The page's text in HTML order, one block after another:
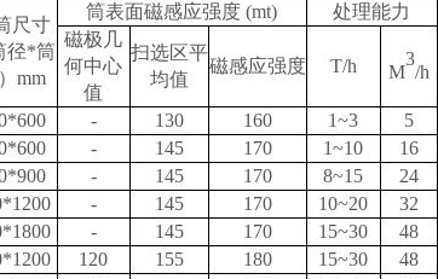
尺寸
径*筒
mm
筒表面磁感应强度 (mt)
处理能力
磁极几
何中心
值
扫选区平
均值
磁感应强度 T/h M
3
/h
- 130 160 1~3 5
- 145 170 1~10 16
- 145 170 8~15 24
- 145 170 10~20 32
- 145 170 15~30 48
120 155 180 15~30 48